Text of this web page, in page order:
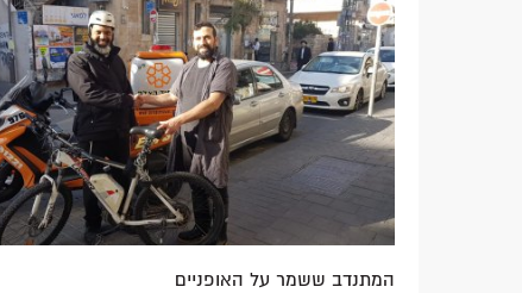
Plus
המתנדב ששמר על האופניים